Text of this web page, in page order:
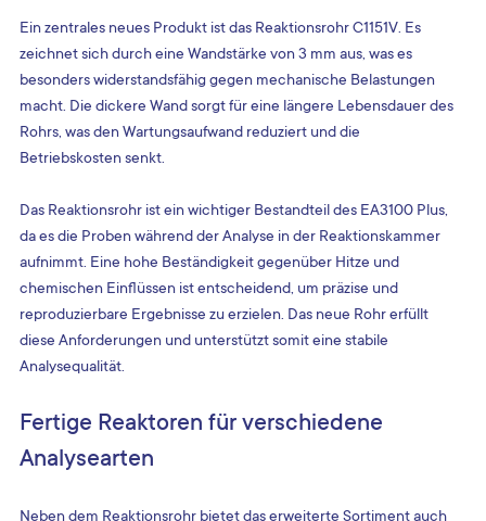
Ein zentrales neues Produkt ist das Reaktionsrohr C1151V. Es
zeichnet sich durch eine Wandstärke von 3 mm aus, was es
besonders widerstandsfähig gegen mechanische Belastungen
macht. Die dickere Wand sorgt für eine längere Lebensdauer des
Rohrs, was den Wartungsaufwand reduziert und die
Betriebskosten senkt.
Das Reaktionsrohr ist ein wichtiger Bestandteil des EA3100 Plus,
da es die Proben während der Analyse in der Reaktionskammer
aufnimmt. Eine hohe Beständigkeit gegenüber Hitze und
chemischen Einflüssen ist entscheidend, um präzise und
reproduzierbare Ergebnisse zu erzielen. Das neue Rohr erfüllt
diese Anforderungen und unterstützt somit eine stabile
Analysequalität.
Fertige Reaktoren für verschiedene
Analysearten